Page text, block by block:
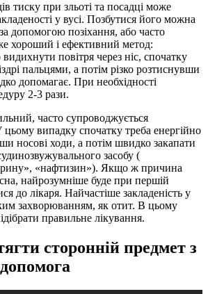
тиску при зльоті та посадці може
у вусі. Позбутися його можна
допомогою позіхання, або часто
хороший і ефективний метод:
повітря через ніс, спочатку
пальцями, а потім різко розтиснувши
допомагає. При необхідності
2-3 рази.
часто супроводжується
цьому випадку спочатку треба енергійно
носові ходи, а потім швидко закапати
засобу (
«нафтизин»). Якщо ж причина
найрозумніше буде при першій
до лікаря. Найчастіше закладеність у
захворюванням, як отит. В цьому
правильне лікування.
сторонній предмет з